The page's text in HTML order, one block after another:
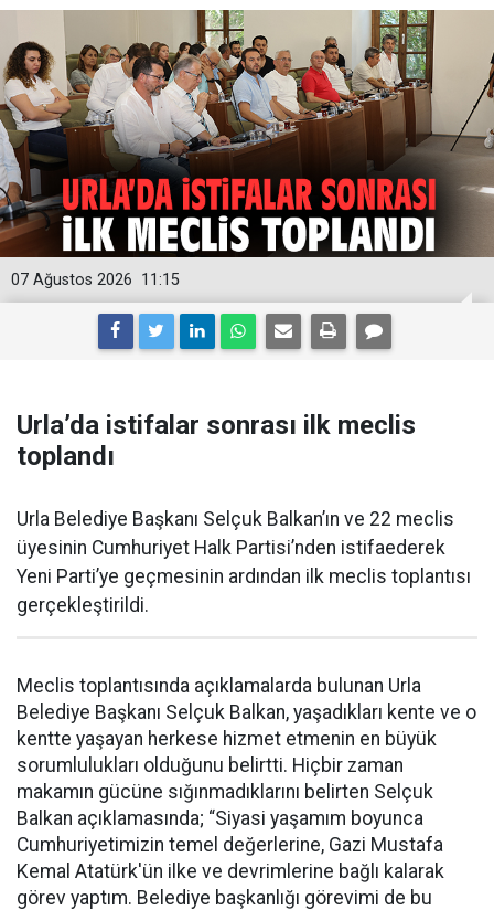
11:15
07 Ağustos 2026
Urla’da istifalar sonrası ilk meclis
toplandı
Urla Belediye Başkanı Selçuk Balkan’ın ve 22 meclis
üyesinin Cumhuriyet Halk Partisi’nden istifaederek
Yeni Parti’ye geçmesinin ardından ilk meclis toplantısı
gerçekleştirildi.
Meclis toplantısında açıklamalarda bulunan Urla
Belediye Başkanı Selçuk Balkan, yaşadıkları kente ve o
kentte yaşayan herkese hizmet etmenin en büyük
sorumlulukları olduğunu belirtti. Hiçbir zaman
makamın gücüne sığınmadıklarını belirten Selçuk
Balkan açıklamasında; “Siyasi yaşamım boyunca
Cumhuriyetimizin temel değerlerine, Gazi Mustafa
Kemal Atatürk'ün ilke ve devrimlerine bağlı kalarak
görev yaptım. Belediye başkanlığı görevimi de bu